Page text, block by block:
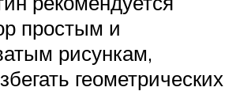
простым и
рисункам,
геометрических